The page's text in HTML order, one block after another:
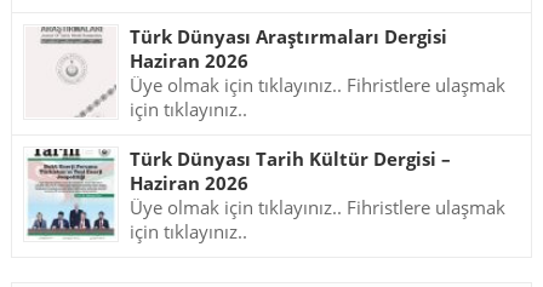
Türk Dünyası Araştırmaları Dergisi
Haziran 2026
Üye olmak için tıklayınız.. Fihristlere ulaşmak
için tıklayınız..
Türk Dünyası Tarih Kültür Dergisi –
Haziran 2026
Üye olmak için tıklayınız.. Fihristlere ulaşmak
için tıklayınız..